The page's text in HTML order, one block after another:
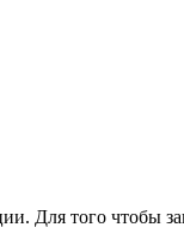
Для того чтобы